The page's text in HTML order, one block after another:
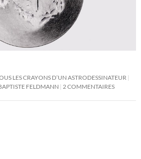
LES CRAYONS D’UN ASTRODESSINATEUR
FELDMANN 2 COMMENTAIRES